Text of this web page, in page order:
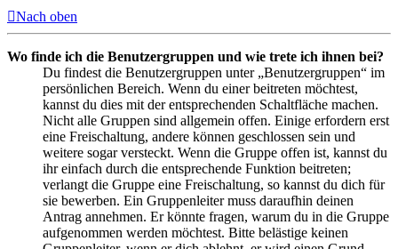
Nach oben
Wo finde ich die Benutzergruppen und wie trete ich ihnen bei?
Du findest die Benutzergruppen unter „Benutzergruppen“ im
persönlichen Bereich. Wenn du einer beitreten möchtest,
kannst du dies mit der entsprechenden Schaltfläche machen.
Nicht alle Gruppen sind allgemein offen. Einige erfordern erst
eine Freischaltung, andere können geschlossen sein und
weitere sogar versteckt. Wenn die Gruppe offen ist, kannst du
ihr einfach durch die entsprechende Funktion beitreten;
verlangt die Gruppe eine Freischaltung, so kannst du dich für
sie bewerben. Ein Gruppenleiter muss daraufhin deinen
Antrag annehmen. Er könnte fragen, warum du in die Gruppe
aufgenommen werden möchtest. Bitte belästige keinen